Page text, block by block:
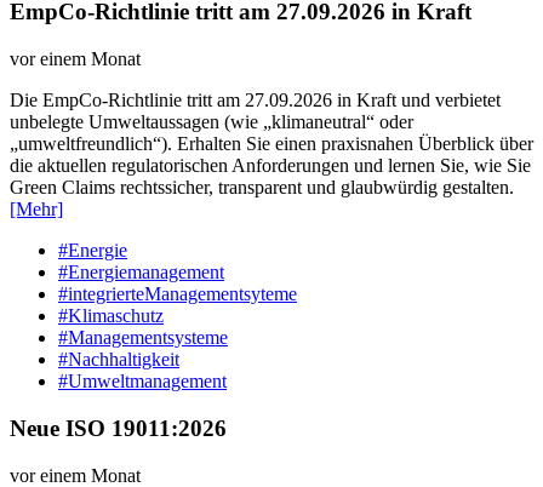
EmpCo-Richtlinie tritt am 27.09.2026 in Kraft
vor einem Monat
Die EmpCo-Richtlinie tritt am 27.09.2026 in Kraft und verbietet
unbelegte Umweltaussagen (wie „klimaneutral“ oder
„umweltfreundlich“). Erhalten Sie einen praxisnahen Überblick über
die aktuellen regulatorischen Anforderungen und lernen Sie, wie Sie
Green Claims rechtssicher, transparent und glaubwürdig gestalten.
[Mehr]
#Energie
#Energiemanagement
#integrierteManagementsyteme
#Klimaschutz
#Managementsysteme
#Nachhaltigkeit
#Umweltmanagement
Neue ISO 19011:2026
vor einem Monat